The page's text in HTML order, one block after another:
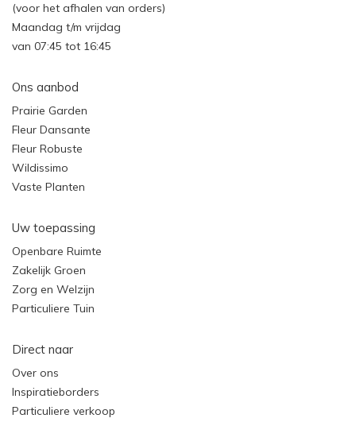
(voor het afhalen van orders)
Maandag t/m vrijdag
van 07:45 tot 16:45
Ons aanbod
Prairie Garden
Fleur Dansante
Fleur Robuste
Wildissimo
Vaste Planten
Uw toepassing
Openbare Ruimte
Zakelijk Groen
Zorg en Welzijn
Particuliere Tuin
Direct naar
Over ons
Inspiratieborders
Particuliere verkoop